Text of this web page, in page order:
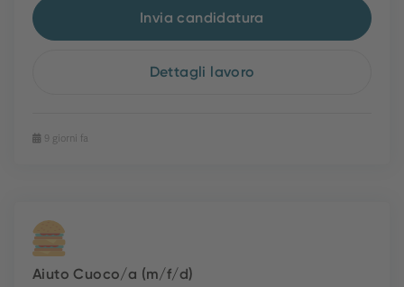
Invia candidatura
Dettagli lavoro
9 giorni fa
Aiuto Cuoco/a (m/f/d)